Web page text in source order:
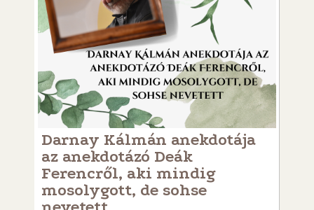
Darnay Kálmán anekdotája
az anekdotázó Deák
Ferencről, aki mindig
mosolygott, de sohse